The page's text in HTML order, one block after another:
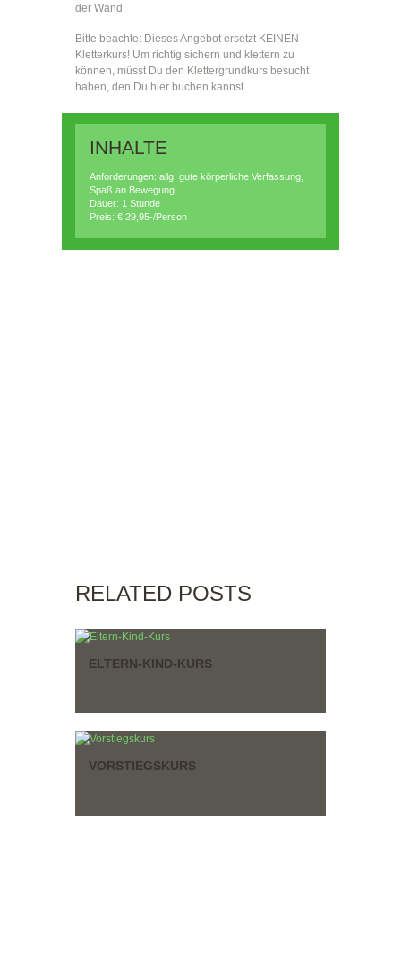
der Wand.
Bitte beachte: Dieses Angebot ersetzt KEINEN
Kletterkurs! Um richtig sichern und klettern zu
können, müsst Du den Klettergrundkurs besucht
haben, den Du hier buchen kannst.
INHALTE
Anforderungen: allg. gute körperliche Verfassung,
Spaß an Bewegung
Dauer: 1 Stunde
Preis: € 29,95-/Person
RELATED POSTS
ELTERN-KIND-KURS
VORSTIEGSKURS